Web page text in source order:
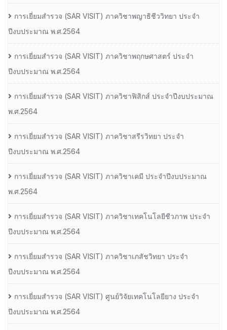
การเยี่ยมสํารวจ (SAR VISIT) ภาควิชาพญาธิชีววิทยา ประจํา
ปีงบประมาณ พ.ศ.2564
การเยี่ยมสํารวจ (SAR VISIT) ภาควิชาพฤกษศาสตร์ ประจํา
ปีงบประมาณ พ.ศ.2564
การเยี่ยมสํารวจ (SAR VISIT) ภาควิชาฟิสิกส์ ประจําปีงบประมาณ
พ.ศ.2564
การเยี่ยมสํารวจ (SAR VISIT) ภาควิชาสรีรวิทยา ประจํา
ปีงบประมาณ พ.ศ.2564
การเยี่ยมสํารวจ (SAR VISIT) ภาควิชาเคมี ประจําปีงบประมาณ
พ.ศ.2564
การเยี่ยมสํารวจ (SAR VISIT) ภาควิชาเทคโนโลยีชีวภาพ ประจํา
ปีงบประมาณ พ.ศ.2564
การเยี่ยมสํารวจ (SAR VISIT) ภาควิชาเภสัชวิทยา ประจํา
ปีงบประมาณ พ.ศ.2564
การเยี่ยมสํารวจ (SAR VISIT) ศูนย์วิจัยเทคโนโลยียาง ประจํา
ปีงบประมาณ พ.ศ.2564